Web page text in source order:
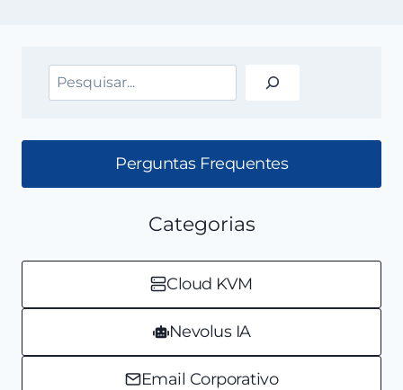
Pesquisar
Perguntas Frequentes
Categorias
Cloud KVM
Nevolus IA
Email Corporativo